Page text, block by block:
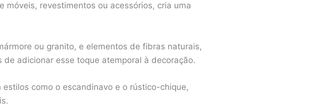
móveis, revestimentos ou acessórios, cria uma
ou granito, e elementos de fibras naturais,
adicionar esse toque atemporal à decoração.
como o escandinavo e o rústico-chique,